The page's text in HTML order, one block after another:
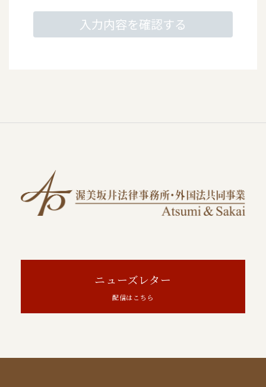
ニューズレター
配信はこちら